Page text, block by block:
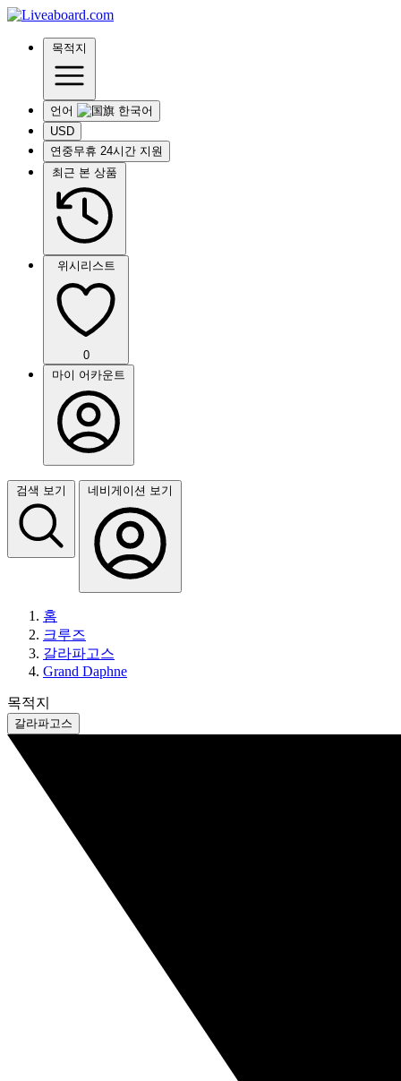
목적지
언어
USD
연중무휴 24시간 지원
최근 본 상품
위시리스트
0
마이 어카운트
검색 보기 네비게이션 보기
홈
크루즈
갈라파고스
Grand Daphne
목적지
갈라파고스